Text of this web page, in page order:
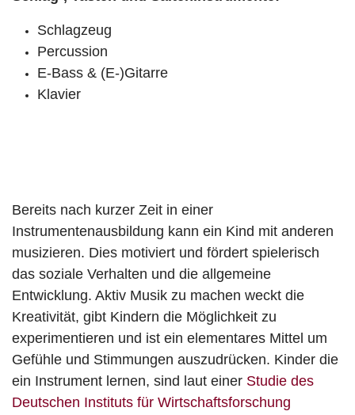
Schlagzeug
Percussion
E-Bass & (E-)Gitarre
Klavier
Bereits nach kurzer Zeit in einer
Instrumentenausbildung kann ein Kind mit anderen
musizieren. Dies motiviert und fördert spielerisch
das soziale Verhalten und die allgemeine
Entwicklung. Aktiv Musik zu machen weckt die
Kreativität, gibt Kindern die Möglichkeit zu
experimentieren und ist ein elementares Mittel um
Gefühle und Stimmungen auszudrücken. Kinder die
ein Instrument lernen, sind laut einer Studie des
Deutschen Instituts für Wirtschaftsforschung